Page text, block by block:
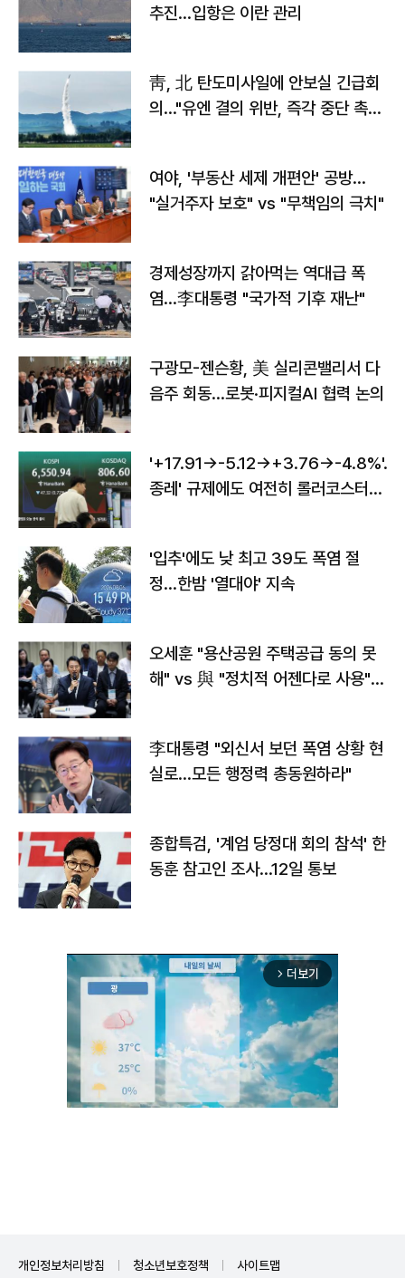
추진…입항은 이란 관리
靑, 北 탄도미사일에 안보실 긴급회
의…"유엔 결의 위반, 즉각 중단 촉
여야, '부동산 세제 개편안' 공방…
"실거주자 보호" vs "무책임의 극치"
경제성장까지 갉아먹는 역대급 폭
염…李대통령 "국가적 기후 재난"
구광모-젠슨황, 美 실리콘밸리서 다
음주 회동…로봇·피지컬AI 협력 논의
'+17.91→-5.12→+3.76→-4.8%'…'
종레' 규제에도 여전히 롤러코스터
'입추'에도 낮 최고 39도 폭염 절
정…한밤 '열대야' 지속
오세훈 "용산공원 주택공급 동의 못
해" vs 與 "정치적 어젠다로 사용"
李대통령 "외신서 보던 폭염 상황 현
실로…모든 행정력 총동원하라"
종합특검, '계엄 당정대 회의 참석' 한
동훈 참고인 조사...12일 통보
arrow_forward_ios 더보기
개인정보처리방침 청소년보호정책 사이트맵